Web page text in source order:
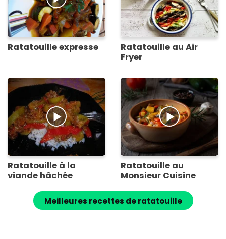
Ratatouille expresse
Ratatouille au Air
Fryer
Ratatouille à la
viande hâchée
Ratatouille au
Monsieur Cuisine
Meilleures recettes de ratatouille